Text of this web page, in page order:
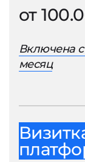
от
Включена
месяц